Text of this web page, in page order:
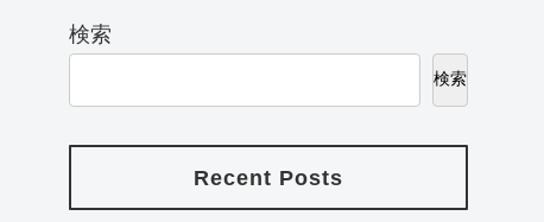
検索
検索
Recent Posts